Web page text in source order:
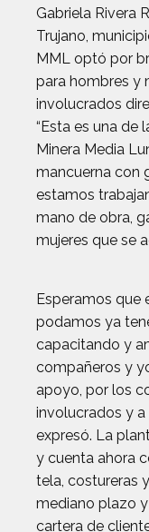
Gabriela Rivera
Trujano,
MML optó por
para hombres y
involucrados
“Esta es una de
Minera Media
mancuerna con
estamos
mano de obra,
mujeres que se
Esperamos que
podamos ya
capacitando y
compañeros y
apoyo, por los
involucrados y a
expresó. La
y cuenta ahora
tela, costureras
mediano plazo
cartera de